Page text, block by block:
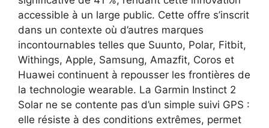
accessible à un large public. Cette offre s’inscrit
dans un contexte où d’autres marques
incontournables telles que Suunto, Polar, Fitbit,
Withings, Apple, Samsung, Amazfit, Coros et
Huawei continuent à repousser les frontières de
la technologie wearable. La Garmin Instinct 2
Solar ne se contente pas d’un simple suivi GPS :
elle résiste à des conditions extrêmes, permet